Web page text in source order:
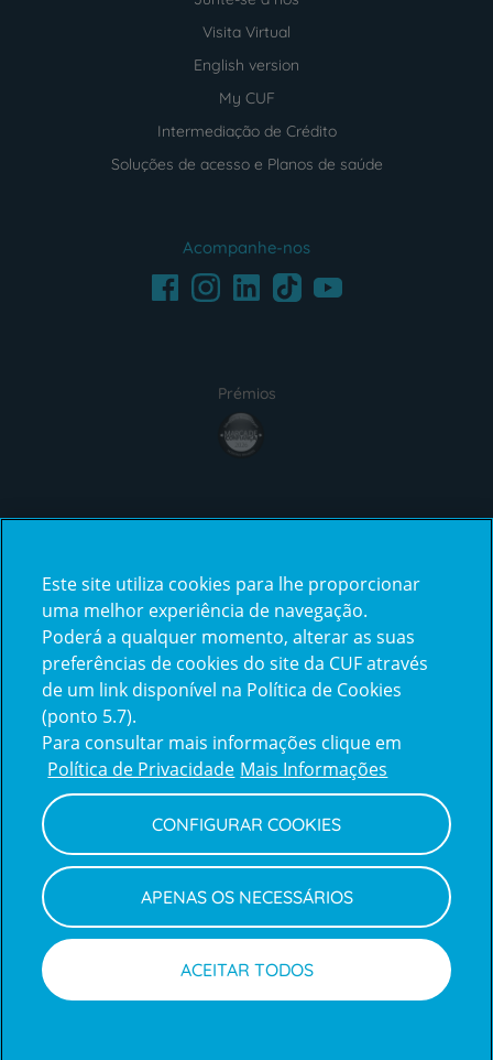
Visita Virtual
English version
My CUF
Intermediação de Crédito
Soluções de acesso e Planos de saúde
Acompanhe-nos
FacebookInstagramLinkedInTikTokYoutube
Prémios
award4
certification2certification3
Reclamações
e
elogios
Policy
Política de Privacidade e Cookies
Termos e Condições
Declaração de Acessibilidade
Canal de Denúncias
Informações legais
Este site utiliza cookies para lhe proporcionar
uma melhor experiência de navegação.
Poderá a qualquer momento, alterar as suas
preferências de cookies do site da CUF através
de um link disponível na Política de Cookies
(ponto 5.7).
Para consultar mais informações clique em
Política de Privacidade Mais Informações
CONFIGURAR COOKIES
APENAS OS NECESSÁRIOS
ACEITAR TODOS